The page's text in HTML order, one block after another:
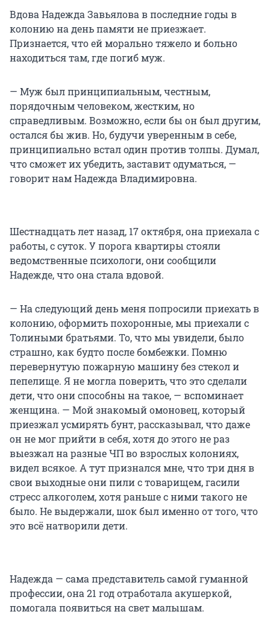
Вдова Надежда Завьялова в последние годы в
колонию на день памяти не приезжает.
Признается, что ей морально тяжело и больно
находиться там, где погиб муж.
— Муж был принципиальным, честным,
порядочным человеком, жестким, но
справедливым. Возможно, если бы он был другим,
остался бы жив. Но, будучи уверенным в себе,
принципиально встал один против толпы. Думал,
что сможет их убедить, заставит одуматься, —
говорит нам Надежда Владимировна.
Шестнадцать лет назад, 17 октября, она приехала с
работы, с суток. У порога квартиры стояли
ведомственные психологи, они сообщили
Надежде, что она стала вдовой.
— На следующий день меня попросили приехать в
колонию, оформить похоронные, мы приехали с
Толиными братьями. То, что мы увидели, было
страшно, как будто после бомбежки. Помню
перевернутую пожарную машину без стекол и
пепелище. Я не могла поверить, что это сделали
дети, что они способны на такое, — вспоминает
женщина. — Мой знакомый омоновец, который
приезжал усмирять бунт, рассказывал, что даже
он не мог прийти в себя, хотя до этого не раз
выезжал на разные ЧП во взрослых колониях,
видел всякое. А тут признался мне, что три дня в
свои выходные они пили с товарищем, гасили
стресс алкоголем, хотя раньше с ними такого не
было. Не выдержали, шок был именно от того, что
это всё натворили дети.
Надежда — сама представитель самой гуманной
профессии, она 21 год отработала акушеркой,
помогала появиться на свет малышам.